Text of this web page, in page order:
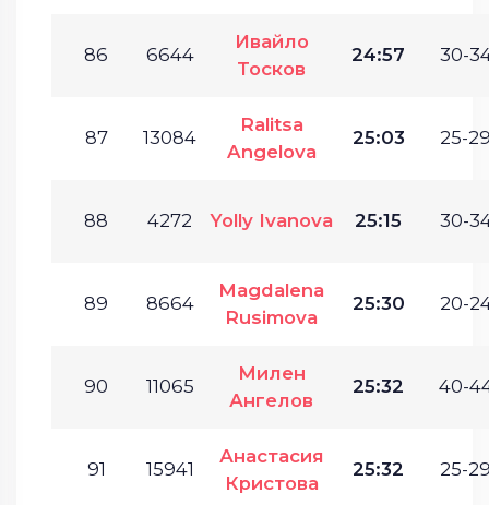
86 6644
Ивайло
Тосков
24:57 30-
87 13084
Ralitsa
Angelova
25:03 25-
88 4272 Yolly Ivanova 25:15 30-
89 8664
Magdalena
Rusimova
25:30 20-
90 11065
Милен
Ангелов
25:32 40-
91 15941
Анастасия
Кристова
25:32 25-